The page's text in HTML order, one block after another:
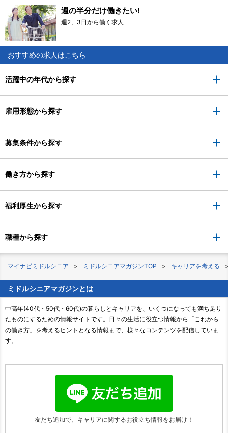
週の半分だけ働きたい!
週2、3日から働く求人
おすすめの求人はこちら
活躍中の年代から探す
雇用形態から探す
募集条件から探す
働き方から探す
福利厚生から探す
職種から探す
マイナビミドルシニア ミドルシニアマガジンTOP キャリアを考える
ミドルシニアマガジンとは
中高年(40代・50代・60代)の暮らしとキャリアを、いくつになっても満ち足り
たものにするための情報サイトです。日々の生活に役立つ情報から「これから
の働き方」を考えるヒントとなる情報まで、様々なコンテンツを配信していま
す。
友だち追加で、キャリアに関するお役立ち情報をお届け！